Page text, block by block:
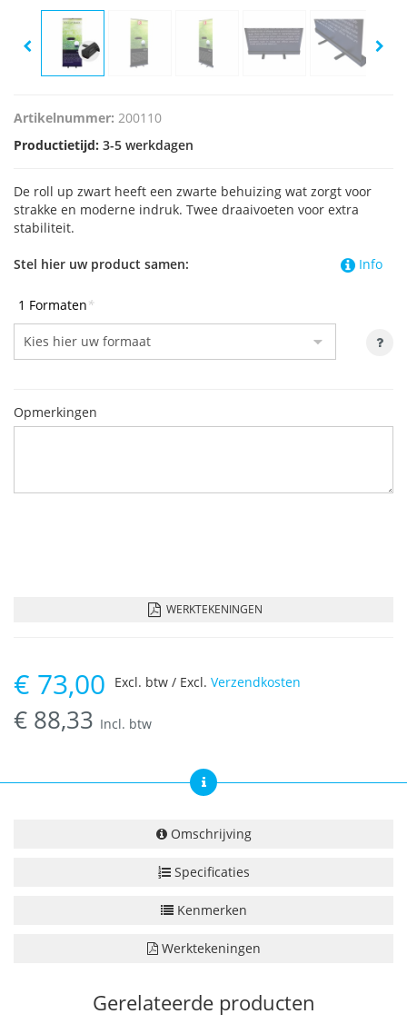
Artikelnummer: 200110
Productietijd: 3-5 werkdagen
De roll up zwart heeft een zwarte behuizing wat zorgt voor
strakke en moderne indruk. Twee draaivoeten voor extra
stabiliteit.
Info
Stel hier uw product samen:
1 Formaten*
Opmerkingen
WERKTEKENINGEN
€ 73,00
€ 88,33 Incl. btw
Excl. btw / Excl. Verzendkosten
Omschrijving
Specificaties
Kenmerken
Werktekeningen
Gerelateerde producten